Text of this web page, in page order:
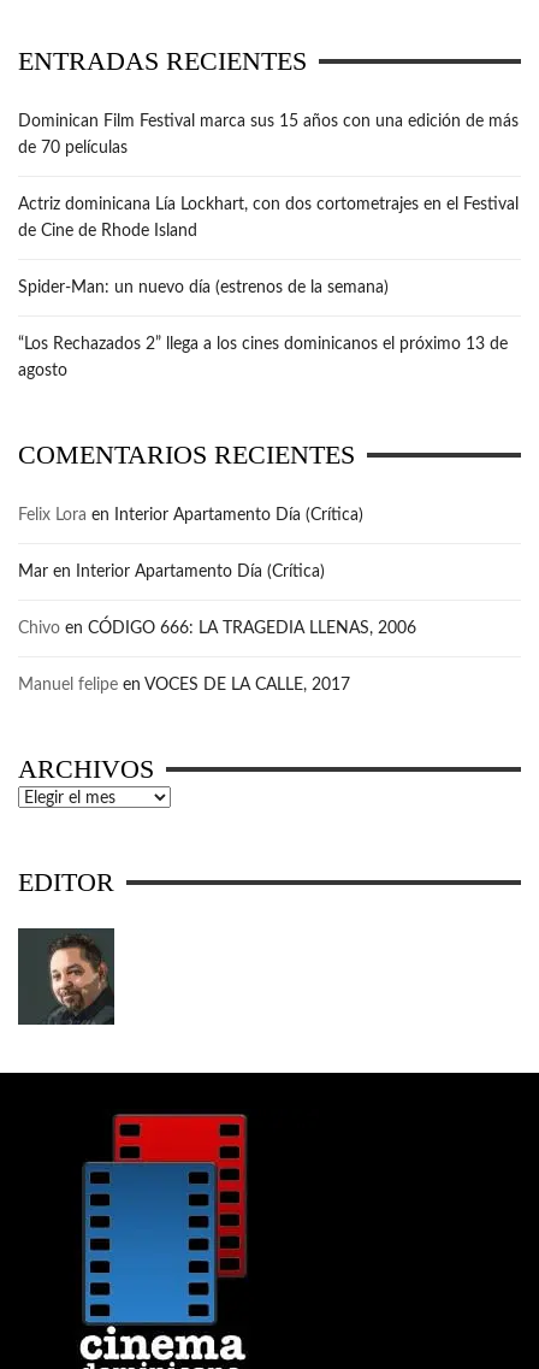
ENTRADAS RECIENTES
Dominican Film Festival marca sus 15 años con una edición de más
de 70 películas
Actriz dominicana Lía Lockhart, con dos cortometrajes en el Festival
de Cine de Rhode Island
Spider-Man: un nuevo día (estrenos de la semana)
“Los Rechazados 2” llega a los cines dominicanos el próximo 13 de
agosto
COMENTARIOS RECIENTES
Felix Lora en Interior Apartamento Día (Crítica)
Mar en Interior Apartamento Día (Crítica)
Chivo en CÓDIGO 666: LA TRAGEDIA LLENAS, 2006
Manuel felipe en VOCES DE LA CALLE, 2017
ARCHIVOS
Archivos
EDITOR